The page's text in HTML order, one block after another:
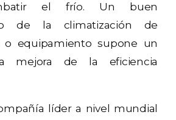
el frío. Un buen
de la climatización de
o equipamiento supone un
mejora de la eficiencia
líder a nivel mundial